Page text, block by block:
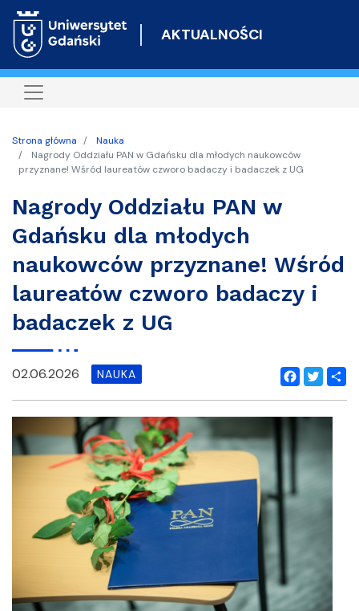
do
AKTUALNOŚCI
Strona główna
Nauka
Nagrody Oddziału PAN w Gdańsku dla młodych naukowców
przyznane! Wśród laureatów czworo badaczy i badaczek z UG
Nagrody Oddziału PAN w
Gdańsku dla młodych
naukowców przyznane! Wśród
laureatów czworo badaczy i
badaczek z UG
Facebook
Twitter
02.06.2026 NAUKA